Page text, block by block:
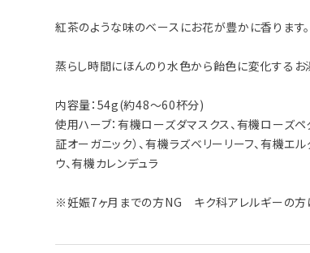
紅茶のような味のベースにお花が豊かに香ります。
蒸らし時間にほんのり水色から飴色に変化するお
内容量：54g(約48〜60杯分)
使用ハーブ：有機ローズダマスクス、有機ローズペ
証オーガニック）、有機ラズベリーリーフ、有機エ
ウ、有機カレンデュラ
※妊娠7ヶ月までの方NG キク科アレルギーの方